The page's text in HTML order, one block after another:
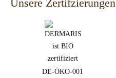
Unsere Zertifzierungen
DE-ÖKO-001